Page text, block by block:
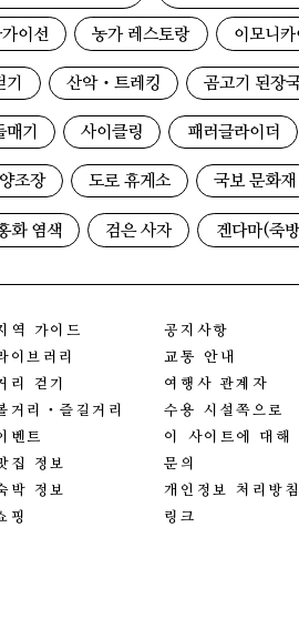
이선 농가 레스토랑 이모니
기 산악・트레킹 곰고기 된장
매기 사이클링 패러글라이더
조장 도로 휴게소 국보 문화재
화 염색 검은 사자 겐다마(죽
역 가이드
이브러리
리 걷기
거리・즐길거리
벤트
집 정보
박 정보
핑
공지사항
교통 안내
여행사 관계자
수용 시설쪽으로
이 사이트에 대해
문의
개인정보 처리방침
링크